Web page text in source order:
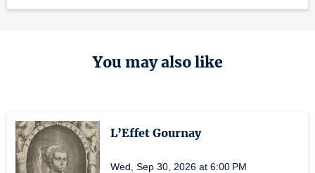
You may also like
L’Effet Gournay
Wed, Sep 30, 2026 at 6:00 PM